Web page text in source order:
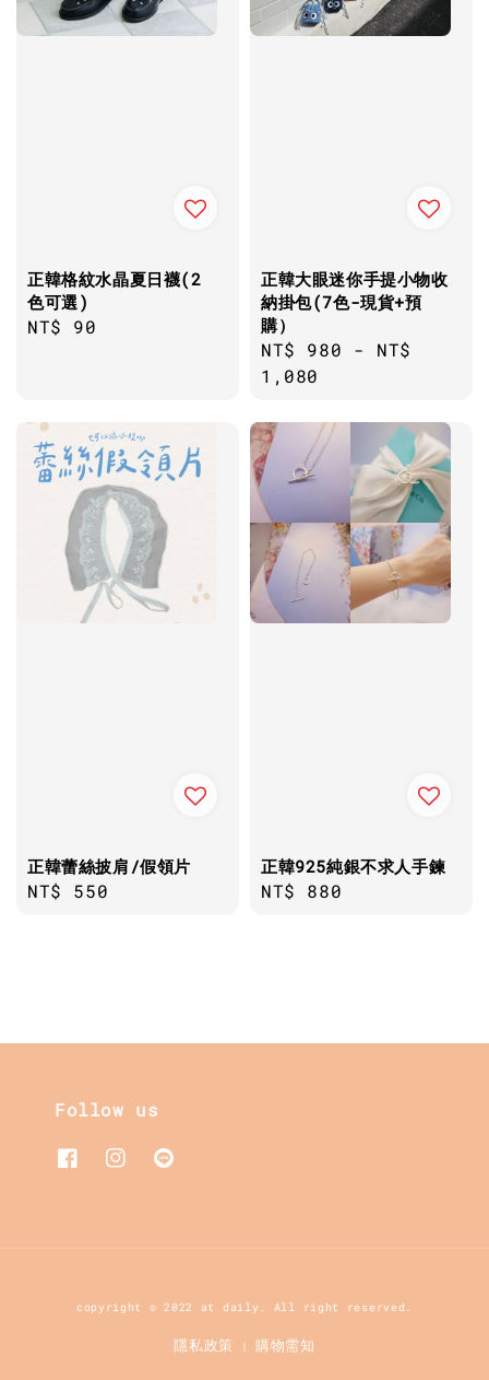
正韓格紋水晶夏日襪(2
色可選)
Regular
NT$ 90
正韓大眼迷你手提小物收
納掛包(7色-現貨+預
購）
Regular
price
NT$ 980 - NT$
1,080
正韓蕾絲披肩/假領片
Regular
NT$ 550
正韓925純銀不求人手鍊
Regular
NT$ 880
Follow us
copyright © 2022 at daily. All right reserved.
隱私政策 |購物需知